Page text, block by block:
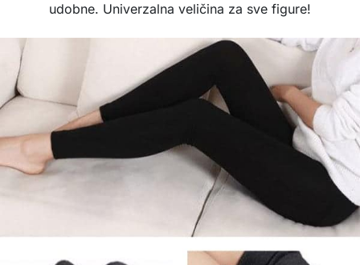
udobne. Univerzalna veličina za sve figure!